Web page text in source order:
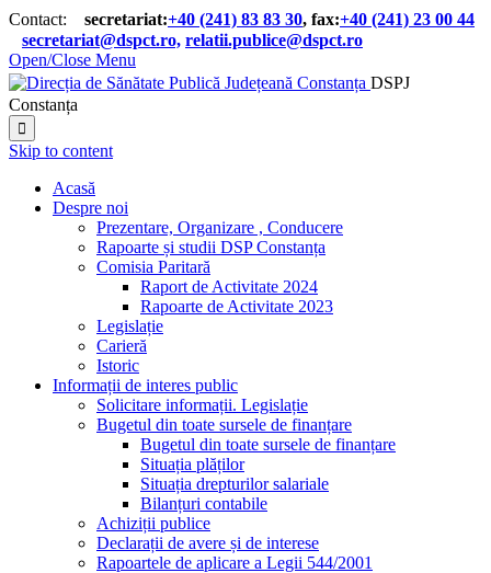
Contact: secretariat:+40 (241) 83 83 30, fax:+40 (241) 23 00 44
secretariat@dspct.ro, relatii.publice@dspct.ro
Open/Close Menu
DSPJ
Constanța

Skip to content
Acasă
Despre noi
Prezentare, Organizare , Conducere
Rapoarte și studii DSP Constanța
Comisia Paritară
Raport de Activitate 2024
Rapoarte de Activitate 2023
Legislație
Carieră
Istoric
Informații de interes public
Solicitare informații. Legislație
Bugetul din toate sursele de finanțare
Bugetul din toate sursele de finanțare
Situația plăților
Situația drepturilor salariale
Bilanțuri contabile
Achiziții publice
Declarații de avere și de interese
Rapoartele de aplicare a Legii 544/2001